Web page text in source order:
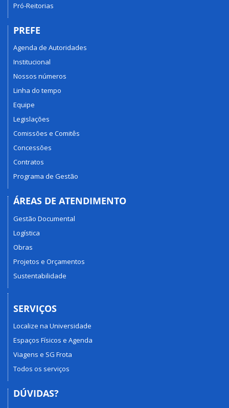
Pró-Reitorias
PREFE
Agenda de Autoridades
Institucional
Nossos números
Linha do tempo
Equipe
Legislações
Comissões e Comitês
Concessões
Contratos
Programa de Gestão
ÁREAS DE ATENDIMENTO
Gestão Documental
Logística
Obras
Projetos e Orçamentos
Sustentabilidade
SERVIÇOS
Localize na Universidade
Espaços Físicos e Agenda
Viagens e SG Frota
Todos os serviços
DÚVIDAS?